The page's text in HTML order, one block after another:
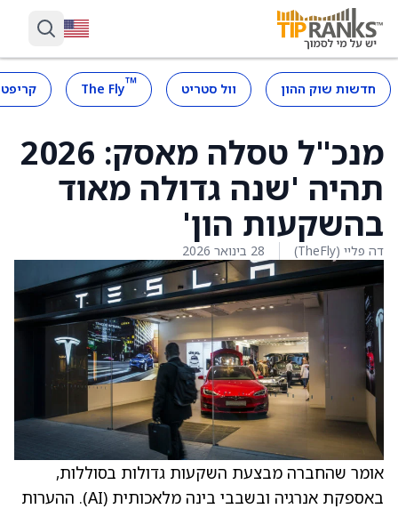
חדשות שוק ההון וול סטריט ™
The Fly
מנכ"ל טסלה מאסק: 2026
תהיה 'שנה גדולה מאוד
בהשקעות הון'
דה פליי (TheFly) 28 בינואר 2026
אומר שהחברה מבצעת השקעות גדולות בסוללות,
באספקת אנרגיה ובשבבי בינה מלאכותית (AI). ההערות